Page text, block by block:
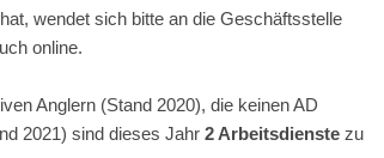
wendet sich bitte an die Geschäftsstelle
online.
Anglern (Stand 2020), die keinen AD
2021) sind dieses Jahr 2 Arbeitsdienstezu